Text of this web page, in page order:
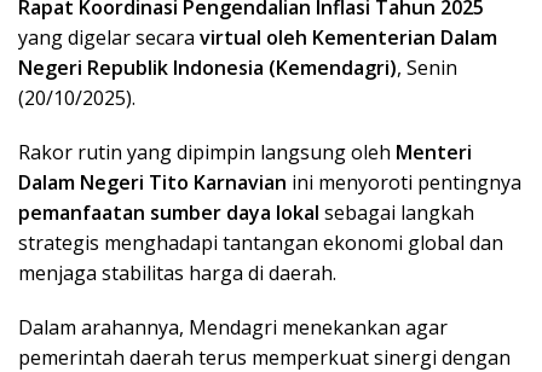
Rapat Koordinasi Pengendalian Inflasi Tahun 2025
yang digelar secara virtual oleh Kementerian Dalam
Negeri Republik Indonesia (Kemendagri), Senin
(20/10/2025).
Rakor rutin yang dipimpin langsung oleh Menteri
Dalam Negeri Tito Karnavian ini menyoroti pentingnya
pemanfaatan sumber daya lokal sebagai langkah
strategis menghadapi tantangan ekonomi global dan
menjaga stabilitas harga di daerah.
Dalam arahannya, Mendagri menekankan agar
pemerintah daerah terus memperkuat sinergi dengan